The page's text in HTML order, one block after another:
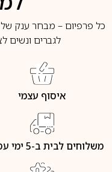
כל פרפיום – מבחר ענק של
לגברים ונשים
איסוף עצמי
משלוחים לבית ב-5 ימי עסקים